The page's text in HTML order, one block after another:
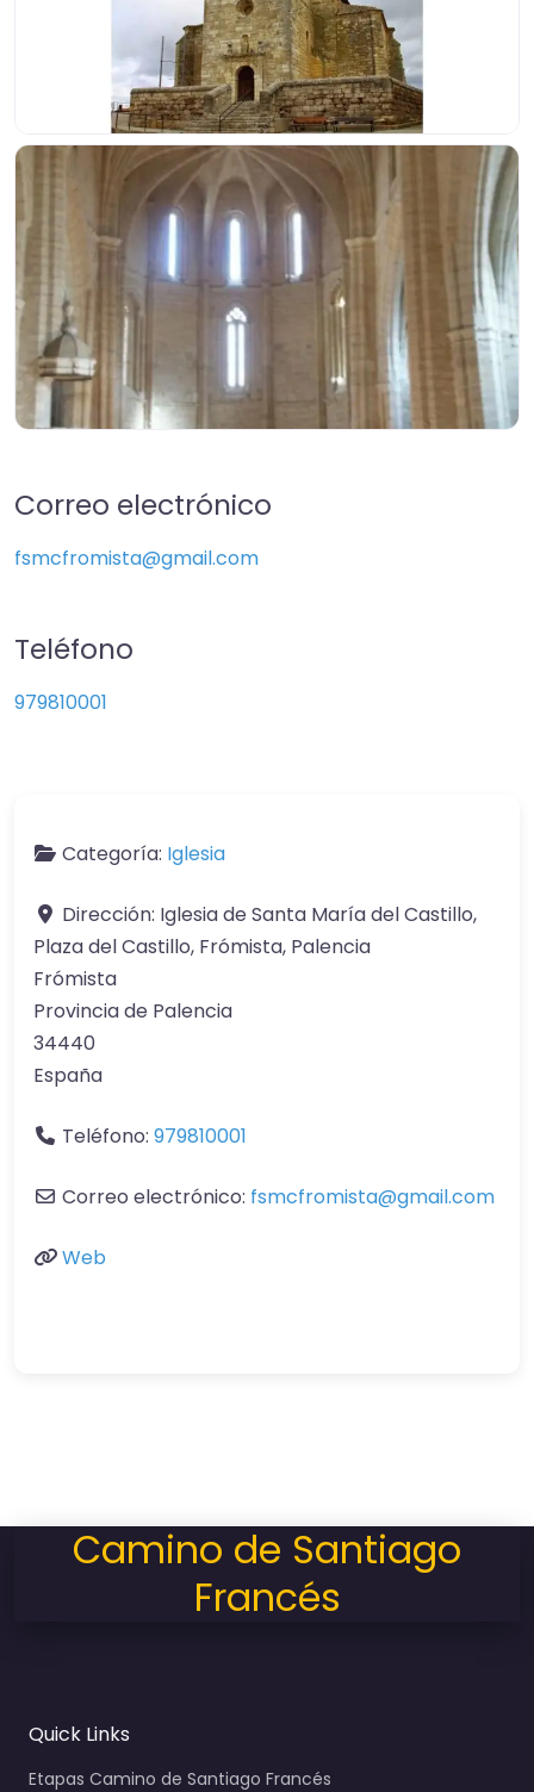
Correo electrónico
fsmcfromista@gmail.com
Teléfono
979810001
Categoría: Iglesia
Dirección: Iglesia de Santa María del Castillo,
Plaza del Castillo, Frómista, Palencia
Frómista
Provincia de Palencia
34440
España
Teléfono: 979810001
Correo electrónico: fsmcfromista@gmail.com
Web
Camino de Santiago
Francés
Quick Links
Etapas Camino de Santiago Francés